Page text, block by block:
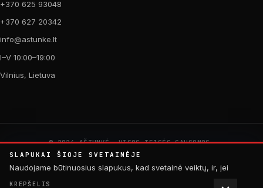
+370 625 93048
+370 627 20342
info@astunke.lt
I–V 10:00–19:00
Vilnius, Lietuva
© 2026 AŠTUNKĖ. VISOS TEISĖS SAUGOMOS.
PAGAMINTA SU MEILE DVIRAČIAMS. 🚴
by Digital Acid Studio
KREPŠELIS
SLAPUKAI ŠIOJE SVETAINĖJE
Naudojame būtinuosius slapukus, kad svetainė veiktų, ir, jei
sutiksite, analitinius slapukus, padedančius tobulinti turinį.